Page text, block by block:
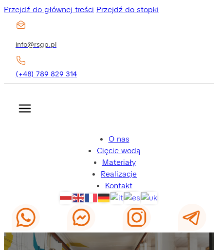
Przejdź do głównej treści Przejdź do stopki
info@rsgp.pl
(+48) 789 829 314
O nas
Cięcie wodą
Materiały
Realizacje
Kontakt